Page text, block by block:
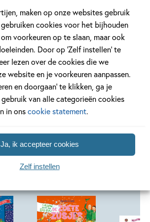
maken op onze websites gebruik
cookies voor het bijhouden
voorkeuren op te slaan, maar ook
Door op ‘Zelf instellen’ te
lezen over de cookies die we
website en je voorkeuren aanpassen.
en doorgaan’ te klikken, ga je
van alle categorieën cookies
in onscookie statement.
Ja, ik accepteer cookies
Zelf instellen
herkenbare verhalen vol humor en
uitDe Zoete Zusjeszijn ideaal om
te lezen.
Lees verder
uit de serie 'De Zoete